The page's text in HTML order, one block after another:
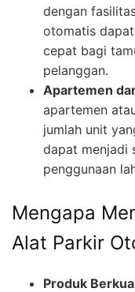
dengan
otomatis
cepat bagi
pelanggan.
Apartemen
apartemen
jumlah unit
dapat menjadi
penggunaan
Mengapa
Alat Parkir
Produk